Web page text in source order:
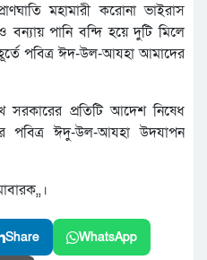
মহামারী করোনা ভাইরাস
পানি বন্দি হয়ে দুটি মিলে
পবিত্র ঈদ-উল-আযহা আমাদের
সরকারের প্রতিটি আদেশ নিষেধ
পবিত্র ঈদু-উল-আযহা উদযাপন
Share WhatsApp